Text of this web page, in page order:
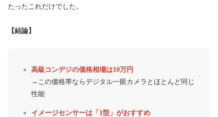
たったこれだけでした。
【結論】
高級コンデジの価格相場は10万円
→この価格帯ならデジタル一眼カメラとほとんど同じ
性能
イメージセンサーは「1型」がおすすめ